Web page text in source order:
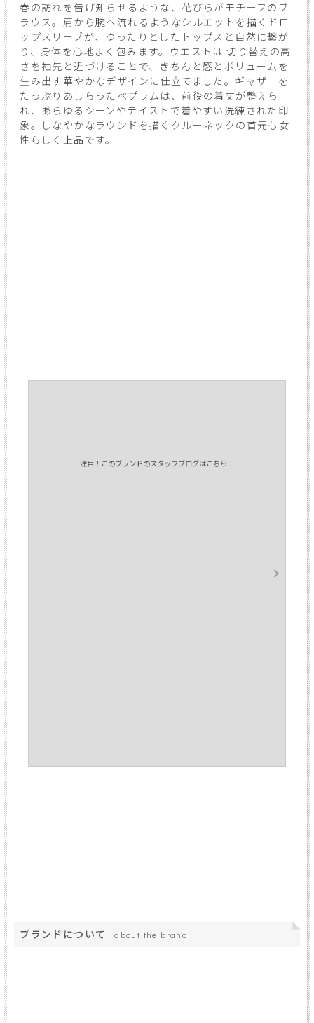
春の訪れを告げ知らせるような、花びらがモチーフのブ
ラウス。肩から腕へ流れるようなシルエットを描くドロ
ップスリーブが、ゆったりとしたトップスと自然に繋が
り、身体を心地よく包みます。ウエストは 切り替えの高
さを袖先と近づけることで、きちんと感とボリュームを
生み出す華やかなデザインに仕立てました。ギャザーを
たっぷりあしらったペプラムは、前後の着丈が整えら
れ、あらゆるシーンやテイストで着やすい洗練された印
象。しなやかなラウンドを描くクルーネックの首元も女
性らしく上品です。
注目！このブランドのスタッフブログはこちら！
ブランドについて about the brand